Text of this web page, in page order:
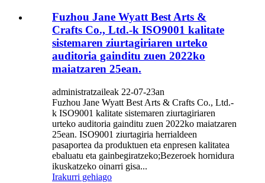
Fuzhou Jane Wyatt Best Arts &
Crafts Co., Ltd.-k ISO9001 kalitate
sistemaren ziurtagiriaren urteko
auditoria gainditu zuen 2022ko
maiatzaren 25ean.
administratzaileak 22-07-23an
Fuzhou Jane Wyatt Best Arts & Crafts Co., Ltd.-
k ISO9001 kalitate sistemaren ziurtagiriaren
urteko auditoria gainditu zuen 2022ko maiatzaren
25ean. ISO9001 ziurtagiria herrialdeen
pasaportea da produktuen eta enpresen kalitatea
ebaluatu eta gainbegiratzeko;Bezeroek hornidura
ikuskatzeko oinarri gisa...
Irakurri gehiago